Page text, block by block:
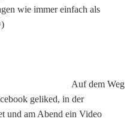
wie immer einfach als
Auf dem Weg
geliked, in der
und am Abend ein Video